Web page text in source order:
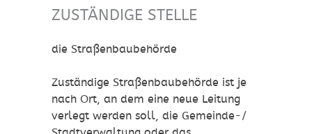
ZUSTÄNDIGE STELLE
die Straßenbaubehörde
Zuständige Straßenbaubehörde ist je
nach Ort, an dem eine neue Leitung
verlegt werden soll, die Gemeinde-/